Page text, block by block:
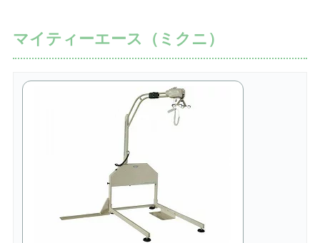
マイティーエース（ミクニ）